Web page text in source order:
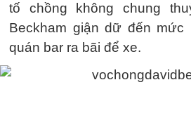
tố chồng không chung
Beckham giận dữ đến
quán bar ra bãi để xe.